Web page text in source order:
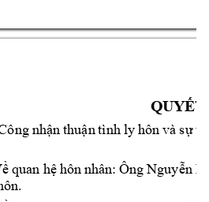
nhận thuận tình ly hôn và sự
quan hệ hôn nhân: Ông Nguyễn